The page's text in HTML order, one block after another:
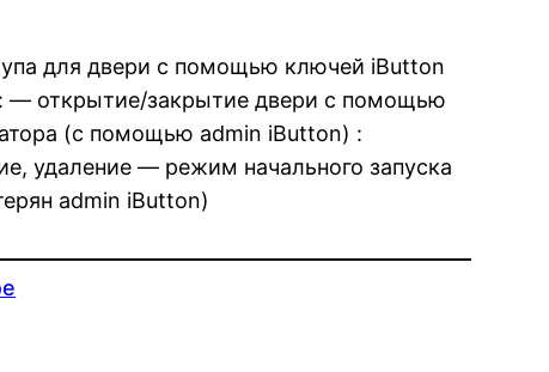
для двери с помощью ключей iButton
— открытие/закрытие двери с помощью
(с помощью admin iButton) :
удаление — режим начального запуска
admin iButton)